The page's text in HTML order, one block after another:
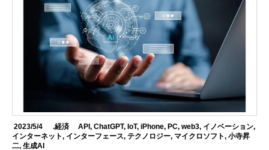
2023/5/4 .経済 API , ChatGPT, IoT, iPhone, PC, web3, イノベーション,
インターネット, インターフェース,テクノロジー, マイクロソフト,小寺昇
二,生成AI